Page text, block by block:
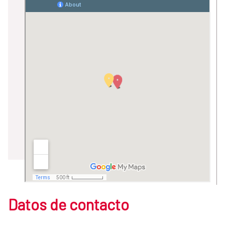
Datos de contacto